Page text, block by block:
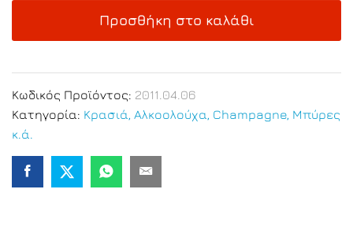
Προσθήκη στο καλάθι
Κωδικός Προϊόντος: 2011.04.06
Κατηγορία: Κρασιά, Αλκοολούχα, Champagne, Μπύρες
κ.ά.